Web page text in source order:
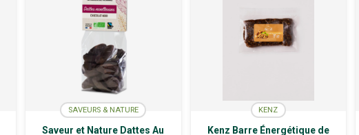
SAVEURS & NATURE
Saveur et Nature Dattes Au
KENZ
Kenz Barre Énergétique de